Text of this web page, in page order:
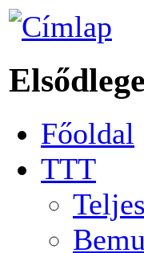
Főoldal
TTT